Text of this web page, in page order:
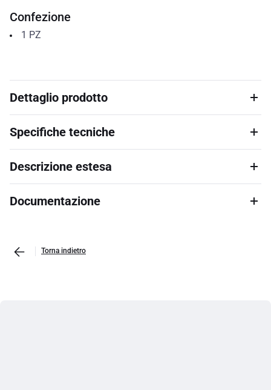
Confezione
1 PZ
Dettaglio prodotto
Specifiche tecniche
Descrizione estesa
Documentazione
Torna indietro